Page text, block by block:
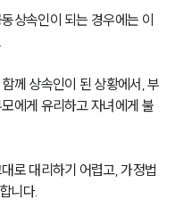
개
변호사
료
항
그
식
상속인이 되는 경우에는 이
께 상속인이 된 상황에서, 부
에게 유리하고 자녀에게 불
로 대리하기 어렵고, 가정법
니다.